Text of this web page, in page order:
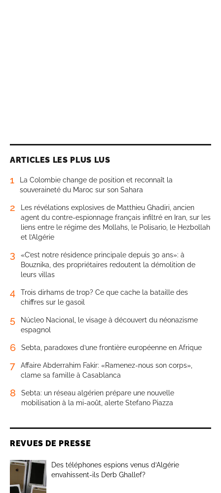
ARTICLES LES PLUS LUS
1
La Colombie change de position et reconnaît la
souveraineté du Maroc sur son Sahara
2
Les révélations explosives de Matthieu Ghadiri, ancien
agent du contre-espionnage français infiltré en Iran, sur les
liens entre le régime des Mollahs, le Polisario, le Hezbollah
et l’Algérie
3
«C’est notre résidence principale depuis 30 ans»: à
Bouznika, des propriétaires redoutent la démolition de
leurs villas
4
Trois dirhams de trop? Ce que cache la bataille des
chiffres sur le gasoil
5
Núcleo Nacional, le visage à découvert du néonazisme
espagnol
6 Sebta, paradoxes d’une frontière européenne en Afrique
7
Affaire Abderrahim Fakir: «Ramenez-nous son corps»,
clame sa famille à Casablanca
8
Sebta: un réseau algérien prépare une nouvelle
mobilisation à la mi-août, alerte Stefano Piazza
REVUES DE PRESSE
Des téléphones espions venus d’Algérie
envahissent-ils Derb Ghallef?